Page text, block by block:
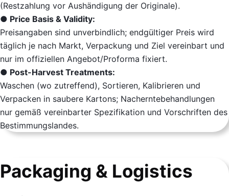
(Restzahlung vor Aushändigung der Originale).
● Price Basis & Validity:
Preisangaben sind unverbindlich; endgültiger Preis wird
täglich je nach Markt, Verpackung und Ziel vereinbart und
nur im offiziellen Angebot/Proforma fixiert.
● Post-Harvest Treatments:
Waschen (wo zutreffend), Sortieren, Kalibrieren und
Verpacken in saubere Kartons; Nacherntebehandlungen
nur gemäß vereinbarter Spezifikation und Vorschriften des
Bestimmungslandes.
Packaging & Logistics